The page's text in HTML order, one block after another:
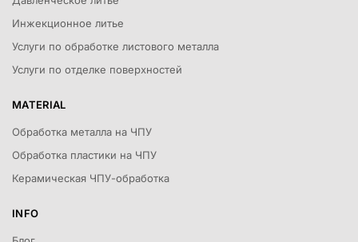
Инжекционное литье
Услуги по обработке листового металла
Услуги по отделке поверхностей
MATERIAL
Обработка металла на ЧПУ
Обработка пластики на ЧПУ
Керамическая ЧПУ-обработка
INFO